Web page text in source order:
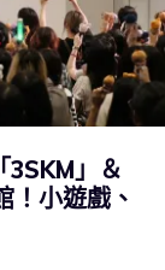
3SKM」＆
！小遊戲、